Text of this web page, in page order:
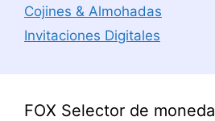
Cojines & Almohadas
Invitaciones Digitales
FOX Selector de moneda